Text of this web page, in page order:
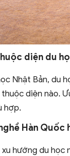
diện du
Nhật Bản, du
diện nào.
hợp.
Hàn Quốc
xu hướng du